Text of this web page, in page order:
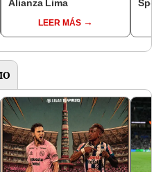
Alianza Lima
LEER MÁS